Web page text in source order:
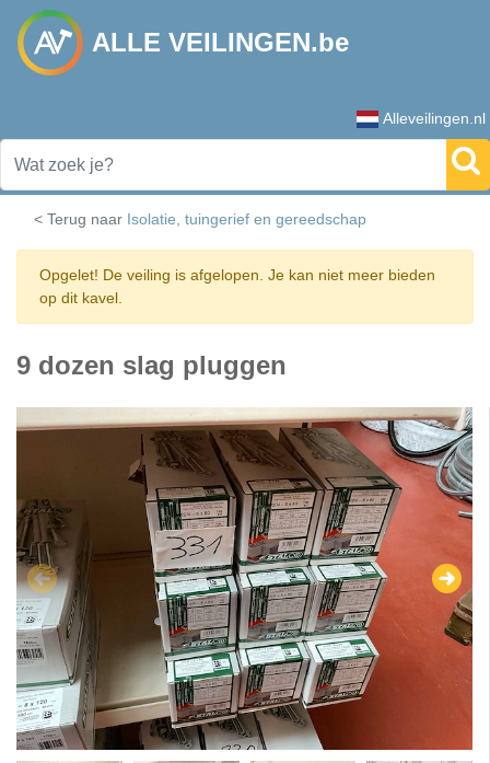
ALLE VEILINGEN.be
Alleveilingen.nl
< Terug naar Isolatie, tuingerief en gereedschap
Opgelet! De veiling is afgelopen. Je kan niet meer bieden
op dit kavel.
9 dozen slag pluggen